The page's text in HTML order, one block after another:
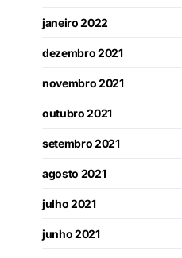
janeiro 2022
dezembro 2021
novembro 2021
outubro 2021
setembro 2021
agosto 2021
julho 2021
junho 2021